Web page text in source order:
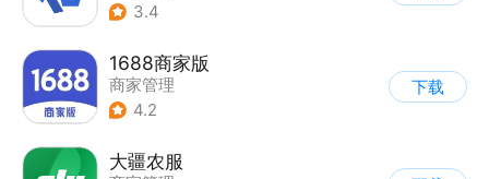
3.4
1688商家版
商家管理
4.2
下载
大疆农服